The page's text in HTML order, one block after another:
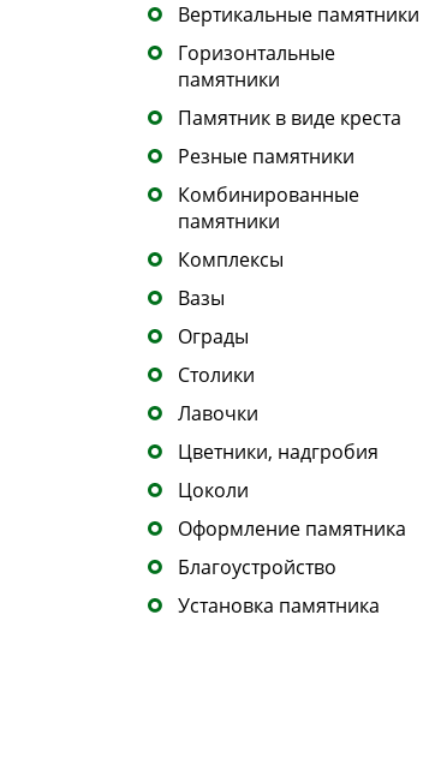
Вертикальные памятники
Горизонтальные
памятники
Памятник в виде креста
Резные памятники
Комбинированные
памятники
Комплексы
Вазы
Ограды
Столики
Лавочки
Цветники, надгробия
Цоколи
Оформление памятника
Благоустройство
Установка памятника